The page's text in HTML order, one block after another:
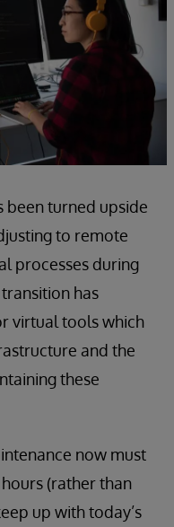
been turned upside
to remote
processes during
has
virtual tools which
and the
these
now must
(rather than
up with today’s